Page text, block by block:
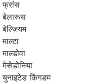
फ्रांस
बेलारूस
बेल्जियम
माल्टा
माल्डोवा
मेसेडोनिया
युनाइटेड किंगडम